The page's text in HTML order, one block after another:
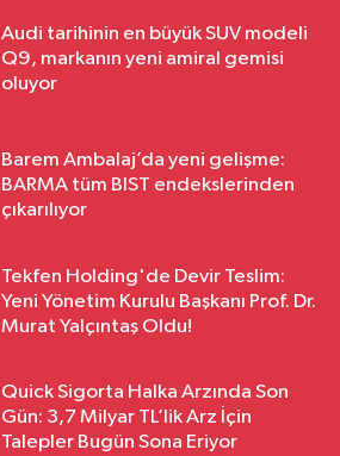
Audi tarihinin en büyük SUV modeli
Q9, markanın yeni amiral gemisi
oluyor
Barem Ambalaj’da yeni gelişme:
BARMA tüm BIST endekslerinden
çıkarılıyor
Tekfen Holding'de Devir Teslim:
Yeni Yönetim Kurulu Başkanı Prof. Dr.
Murat Yalçıntaş Oldu!
Quick Sigorta Halka Arzında Son
Gün: 3,7 Milyar TL’lik Arz İçin
Talepler Bugün Sona Eriyor